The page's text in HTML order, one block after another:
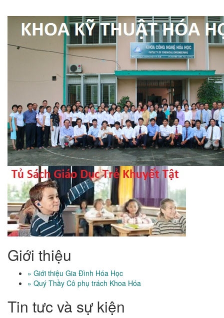
Giới thiệu
» Giới thiệu Gia Đình Hóa Học
» Quý Thầy Cô phụ trách Khoa Hóa
Tin tưc và sự kiện